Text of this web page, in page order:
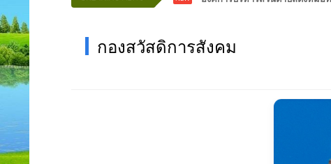
กองสวัสดิการสังคม